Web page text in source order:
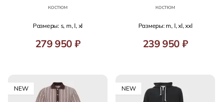
костюм
Размеры: s, m, l, xl
279 950 ₽
костюм
Размеры: m, l, xl, xxl
239 950 ₽
NEW NEW